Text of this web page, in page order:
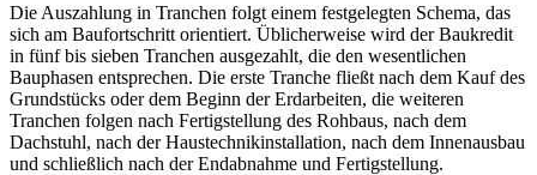
Die Auszahlung in Tranchen folgt einem festgelegten Schema, das
sich am Baufortschritt orientiert. Üblicherweise wird der Baukredit
in fünf bis sieben Tranchen ausgezahlt, die den wesentlichen
Bauphasen entsprechen. Die erste Tranche fließt nach dem Kauf des
Grundstücks oder dem Beginn der Erdarbeiten, die weiteren
Tranchen folgen nach Fertigstellung des Rohbaus, nach dem
Dachstuhl, nach der Haustechnikinstallation, nach dem Innenausbau
und schließlich nach der Endabnahme und Fertigstellung.